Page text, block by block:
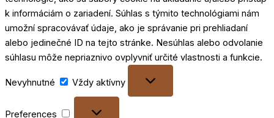
k informáciám o zariadení. Súhlas s týmito technológiami nám
umožní spracovávať údaje, ako je správanie pri prehliadaní
alebo jedinečné ID na tejto stránke. Nesúhlas alebo odvolanie
súhlasu môže nepriaznivo ovplyvniť určité vlastnosti a funkcie.
Nevyhnutné
Vždy aktívny
Preferences